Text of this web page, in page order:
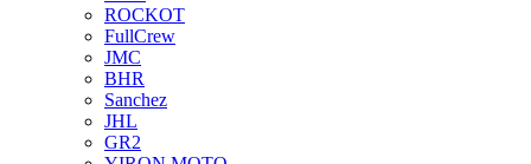
ROCKOT
FullCrew
JMC
BHR
Sanchez
JHL
GR2